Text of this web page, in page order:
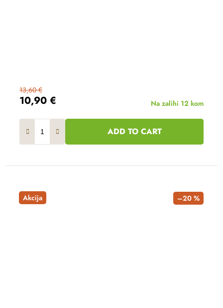
10,90 €
13,60 €
Na zalihi 12 kom
ADD TO CART
Akcija –20 %